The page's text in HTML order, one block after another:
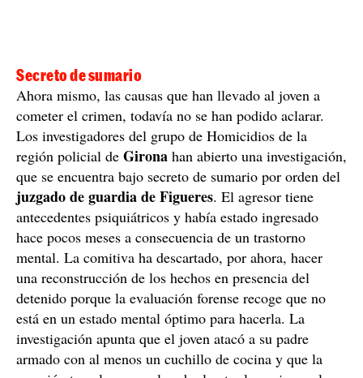
Secreto de sumario
Ahora mismo, las causas que han llevado al joven a
cometer el crimen, todavía no se han podido aclarar.
Los investigadores del grupo de Homicidios de la
región policial de Girona han abierto una investigación,
que se encuentra bajo secreto de sumario por orden del
juzgado de guardia de Figueres. El agresor tiene
antecedentes psiquiátricos y había estado ingresado
hace pocos meses a consecuencia de un trastorno
mental. La comitiva ha descartado, por ahora, hacer
una reconstrucción de los hechos en presencia del
detenido porque la evaluación forense recoge que no
está en un estado mental óptimo para hacerla. La
investigación apunta que el joven atacó a su padre
armado con al menos un cuchillo de cocina y que la